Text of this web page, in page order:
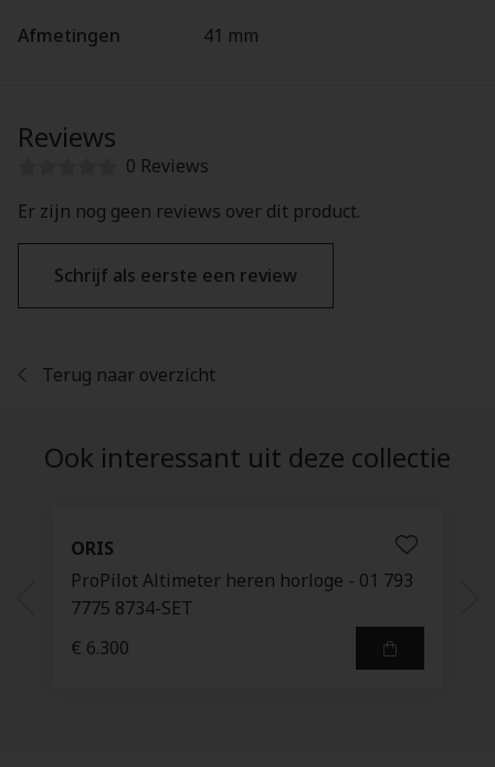
Afmetingen 41 mm
Reviews
0 Reviews
Er zijn nog geen reviews over dit product.
Schrijf als eerste een review
Terug naar overzicht
Ook interessant uit deze collectie
ORIS
ProPilot Altimeter heren horloge - 01 793
7775 8734-SET
€ 6.300